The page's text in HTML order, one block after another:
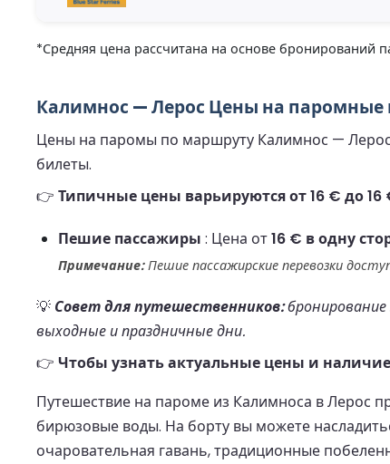
*Средняя цена рассчитана на основе бронирований
Калимнос — Лерос Цены на паромные
Цены на паромы по маршруту Калимнос — Лерос
билеты.
👉 Типичные цены варьируются от 16 € до 16
Пешие пассажиры : Цена от16 € в одну
Примечание:Пешие пассажирские перевозки
💡 Совет для путешественников:бронирование
выходные и праздничные дни.
👉 Чтобы узнать актуальные цены и
Путешествие на пароме из Калимноса в Лерос
бирюзовые воды. На борту вы можете
очаровательная гавань, традиционные